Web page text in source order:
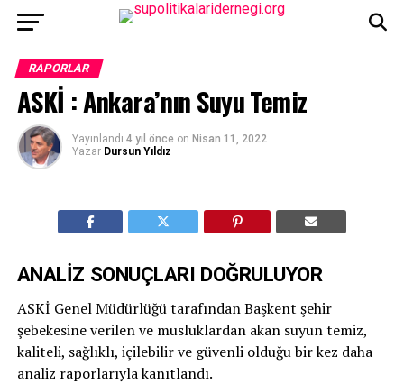
RAPORLAR
ASKİ : Ankara’nın Suyu Temiz
Yayınlandı 4 yıl önce on Nisan 11, 2022
Yazar Dursun Yıldız
ANALİZ SONUÇLARI DOĞRULUYOR
ASKİ Genel Müdürlüğü tarafından Başkent şehir
şebekesine verilen ve musluklardan akan suyun temiz,
kaliteli, sağlıklı, içilebilir ve güvenli olduğu bir kez daha
analiz raporlarıyla kanıtlandı.